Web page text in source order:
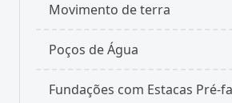
Movimento de terra
Poços de Água
Fundações com Estacas Pré-